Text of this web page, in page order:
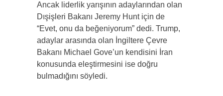
Ancak liderlik yarışının adaylarından olan
Dışişleri Bakanı Jeremy Hunt için de
“Evet, onu da beğeniyorum” dedi. Trump,
adaylar arasında olan İngiltere Çevre
Bakanı Michael Gove’un kendisini İran
konusunda eleştirmesini ise doğru
bulmadığını söyledi.